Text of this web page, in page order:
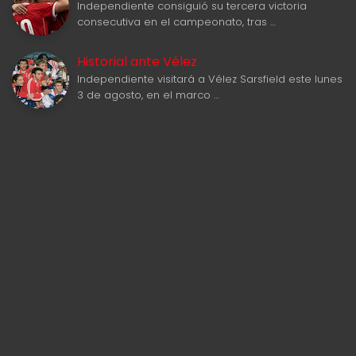
Independiente consiguió su tercera victoria
consecutiva en el campeonato, tras …
Historial ante Vélez
Independiente visitará a Vélez Sarsfield este lunes
3 de agosto, en el marco …